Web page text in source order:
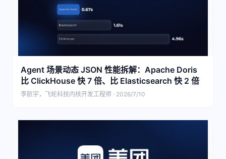
Agent 场景动态 JSON 性能拆解：Apache Doris
比 ClickHouse 快 7 倍、比 Elasticsearch 快 2 倍
李航宇，飞轮科技内核开发工程师 · 2026/7/10